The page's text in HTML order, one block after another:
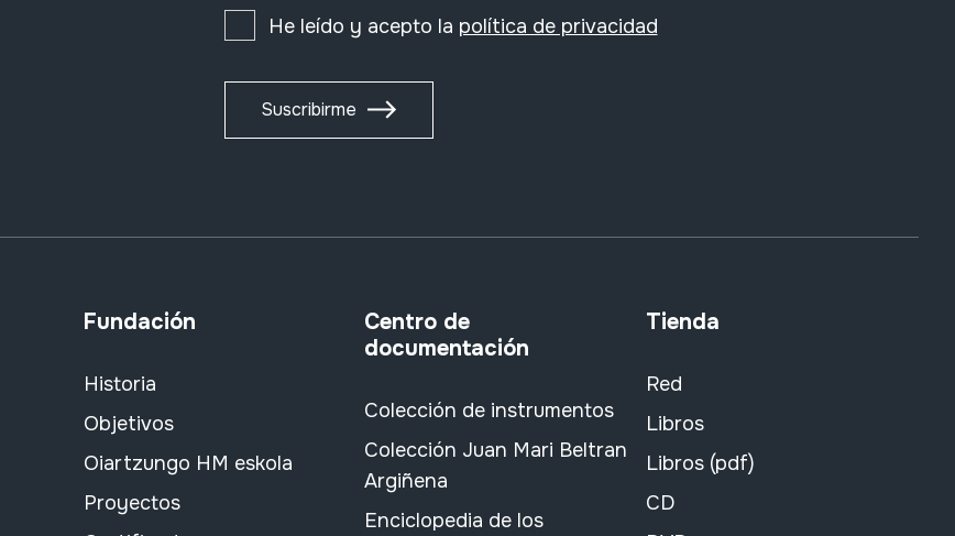
He leído y acepto la política de privacidad
Suscribirme
Fundación
Historia
Objetivos
Oiartzungo HM eskola
Proyectos
Centro de
documentación
Colección de instrumentos
Colección Juan Mari Beltran
Argiñena
Enciclopedia de los
Tienda
Red
Libros
Libros (pdf)
CD